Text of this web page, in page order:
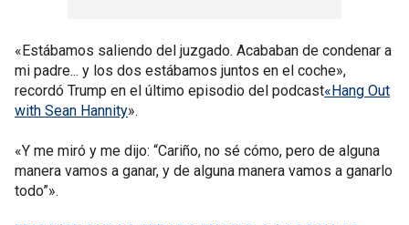
«Estábamos saliendo del juzgado. Acababan de condenar a
mi padre... y los dos estábamos juntos en el coche»,
recordó Trump en el último episodio del podcast«Hang Out
with Sean Hannity».
«Y me miró y me dijo: “Cariño, no sé cómo, pero de alguna
manera vamos a ganar, y de alguna manera vamos a ganarlo
todo”».